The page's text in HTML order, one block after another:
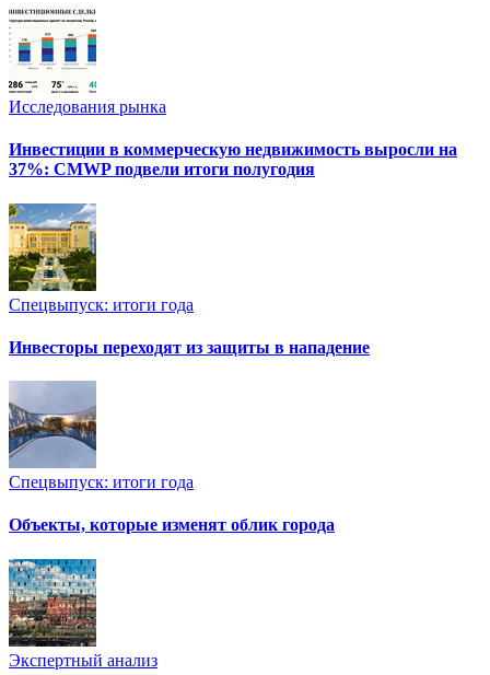
Исследования рынка
Инвестиции в коммерческую недвижимость выросли на
37%: CMWP подвели итоги полугодия
Спецвыпуск: итоги года
Инвесторы переходят из защиты в нападение
Спецвыпуск: итоги года
Объекты, которые изменят облик города
Экспертный анализ